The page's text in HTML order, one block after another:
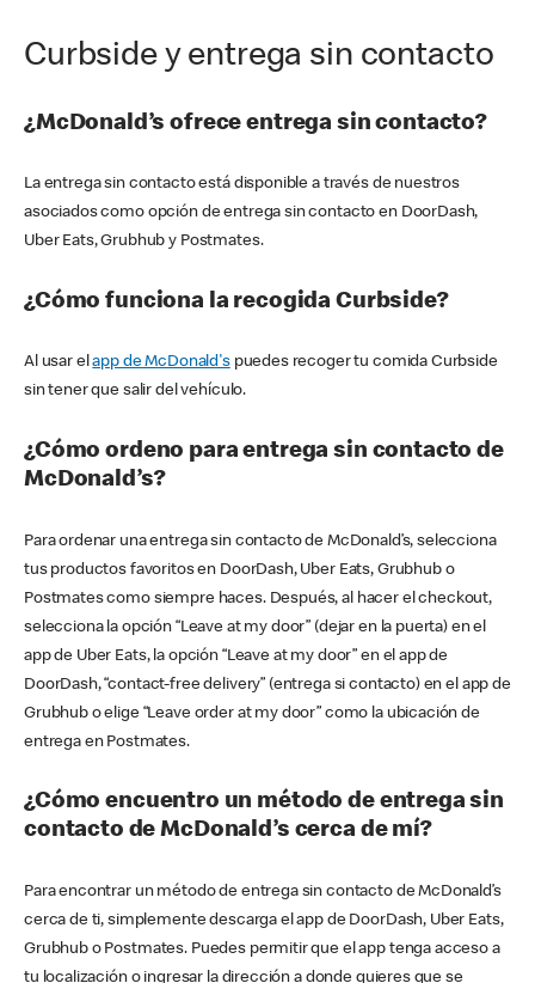
Curbside y entrega sin contacto
¿McDonald’s ofrece entrega sin contacto?
La entrega sin contacto está disponible a través de nuestros
asociados como opción de entrega sin contacto en DoorDash,
Uber Eats, Grubhub y Postmates.
¿Cómo funciona la recogida Curbside?
Al usar elapp de McDonald'spuedes recoger tu comida Curbside
sin tener que salir del vehículo.
¿Cómo ordeno para entrega sin contacto de
McDonald’s?
Para ordenar una entrega sin contacto de McDonald’s, selecciona
tus productos favoritos en DoorDash, Uber Eats, Grubhub o
Postmates como siempre haces. Después, al hacer el checkout,
selecciona la opción “Leave at my door” (dejar en la puerta) en el
app de Uber Eats, la opción “Leave at my door” en el app de
DoorDash, “contact-free delivery” (entrega si contacto) en el app de
Grubhub o elige “Leave order at my door” como la ubicación de
entrega en Postmates.
¿Cómo encuentro un método de entrega sin
contacto de McDonald’s cerca de mí?
Para encontrar un método de entrega sin contacto de McDonald’s
cerca de ti, simplemente descarga el app de DoorDash, Uber Eats,
Grubhub o Postmates. Puedes permitir que el app tenga acceso a
tu localización o ingresar la dirección a donde quieres que se